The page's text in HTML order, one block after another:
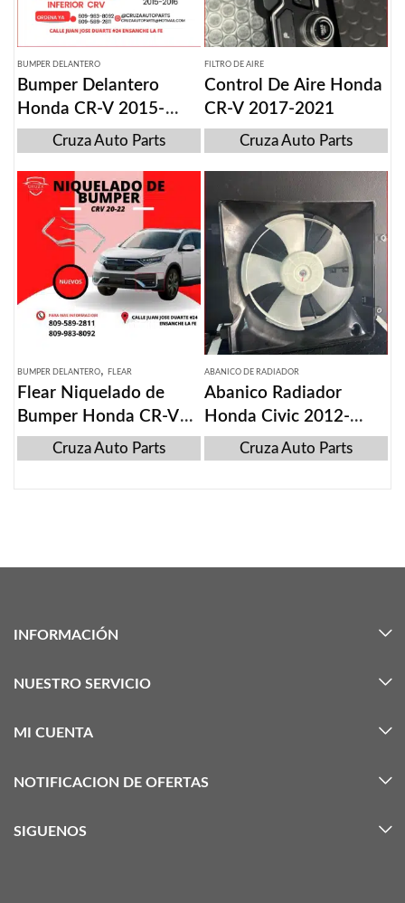
BUMPER DELANTERO
Bumper Delantero
Honda CR-V 2015-
2016Cruza Auto Parts
FILTRO DE AIRE
Control De Aire Honda
CR-V 2017-2021
Cruza Auto Parts
BUMPER DELANTERO, FLEAR
Flear Niquelado de
Bumper Honda CR-V
2020-2022
Cruza Auto Parts
ABANICO DE RADIADOR
Abanico Radiador
Honda Civic 2012-
2014Cruza Auto Parts
INFORMACIÓN
NUESTRO SERVICIO
MI CUENTA
NOTIFICACION DE OFERTAS
SIGUENOS